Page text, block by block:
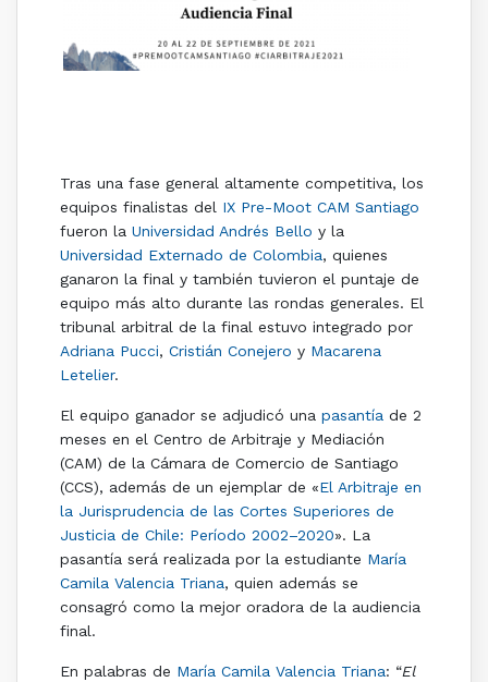
Tras una fase general altamente competitiva, los
equipos finalistas del IX Pre-Moot CAM Santiago
fueron la Universidad Andrés Bello y la
Universidad Externado de Colombia, quienes
ganaron la final y también tuvieron el puntaje de
equipo más alto durante las rondas generales. El
tribunal arbitral de la final estuvo integrado por
Adriana Pucci, Cristián Conejero y Macarena
Letelier.
El equipo ganador se adjudicó una pasantía de 2
meses en el Centro de Arbitraje y Mediación
(CAM) de la Cámara de Comercio de Santiago
(CCS), además de un ejemplar de «El Arbitraje en
la Jurisprudencia de las Cortes Superiores de
Justicia de Chile: Período 2002–2020». La
pasantía será realizada por la estudiante María
Camila Valencia Triana, quien además se
consagró como la mejor oradora de la audiencia
final.
En palabras de María Camila Valencia Triana: “El